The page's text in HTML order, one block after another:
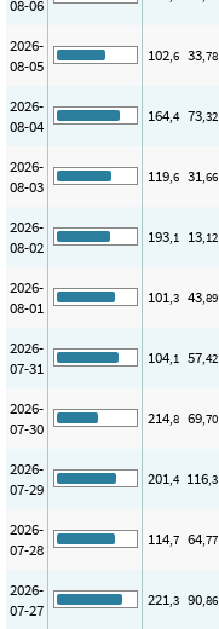
08-06
2026-
08-05
102,6 33,78
2026-
08-04
164,4 73,32
2026-
08-03
119,6 31,66
2026-
08-02
193,1 13,12
2026-
08-01
101,3 43,89
2026-
07-31
104,1 57,42
2026-
07-30
214,8 69,70
2026-
07-29
201,4 116,3
2026-
07-28
114,7 64,77
2026-
07-27
221,3 90,86